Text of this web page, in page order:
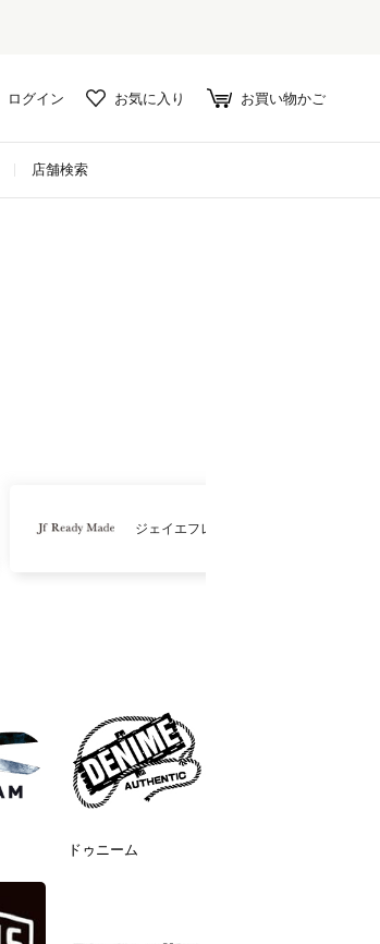
ログイン お気に入り お買い物かご
店舗検索
ジェイエフレディメイド
ドゥニーム